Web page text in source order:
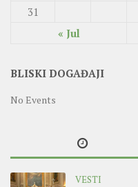
« Jul
31
BLISKI DOGAĐAJI
No Events
VESTI